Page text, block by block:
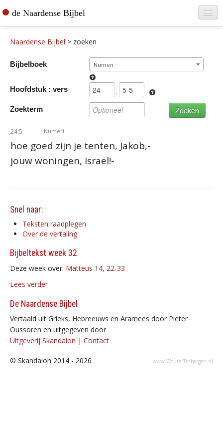
de Naardense Bijbel
De vertaler
Contact
Naardense Bijbel > zoeken
Bijbelboek Numeri
Hoofdstuk : vers :
Zoekterm
24:5 Numeri
hoe goed zijn je tenten, Jakob,-
jouw woningen, Israël!-
Snel naar:
Teksten raadplegen
Over de vertaling
Bijbeltekst week 32
Deze week over: Matteüs 14, 22-33
Lees verder
De Naardense Bijbel
Vertaald uit Grieks, Hebreeuws en Aramees door Pieter
Oussoren en uitgegeven door
Uitgeverij Skandalon | Contact
www.WouterTinbergen.nl
© Skandalon 2014 - 2026